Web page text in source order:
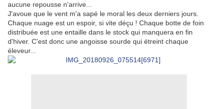
aucune repousse n'arrive...
J'avoue que le vent m'a sapé le moral les deux derniers jours.
Chaque nuage est un espoir, si vite déçu ! Chaque botte de foin
distribuée est une entaille dans le stock qui manquera en fin
d'hiver. C'est donc une angoisse sourde qui étreint chaque
éleveur...